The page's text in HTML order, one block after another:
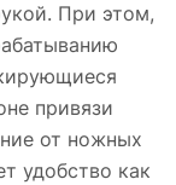
При этом,
привязи
от ножных
удобство как